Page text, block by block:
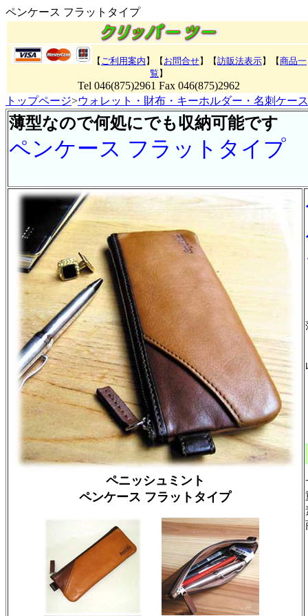
ペンケース フラットタイプ
【 ご利用案内 】【 お問合せ】【訪販法表示】 【商品一
覧 】
Tel 046(875)2961 Fax 046(875)2962
トップページ>ウォレット・財布・キーホルダー・名刺ケース
薄型なので何処にでも収納可能です
ペンケース フラットタイプ
ペニッシュミント
ペンケース フラットタイプ